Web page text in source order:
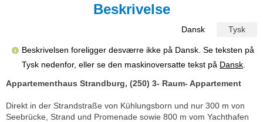
Beskrivelse
Dansk Tysk
Beskrivelsen foreligger desværre ikke på Dansk. Se teksten på
Tysk nedenfor, eller se den maskinoversatte tekst på Dansk
Appartementhaus Strandburg, (250) 3- Raum- Appartement
Direkt in der Strandstraße von Kühlungsborn und nur 300 m von
Seebrücke, Strand und Promenade sowie 800 m vom Yachthafen